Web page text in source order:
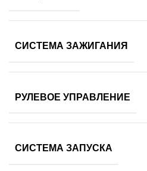
СИСТЕМА ЗАЖИГАНИЯ
РУЛЕВОЕ УПРАВЛЕНИЕ
СИСТЕМА ЗАПУСКА